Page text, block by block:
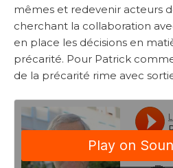
mêmes et redevenir acteurs
cherchant la collaboration
en place les décisions en
précarité. Pour Patrick
de la précarité rime avec